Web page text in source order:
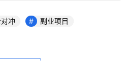
冲
副业项目